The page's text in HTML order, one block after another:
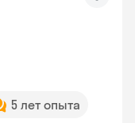
5 лет опыта